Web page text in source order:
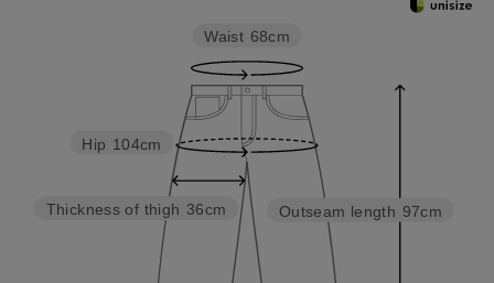
Outseam length 97cm
Thickness of thigh 36cm
Hip 104cm
Waist 68cm